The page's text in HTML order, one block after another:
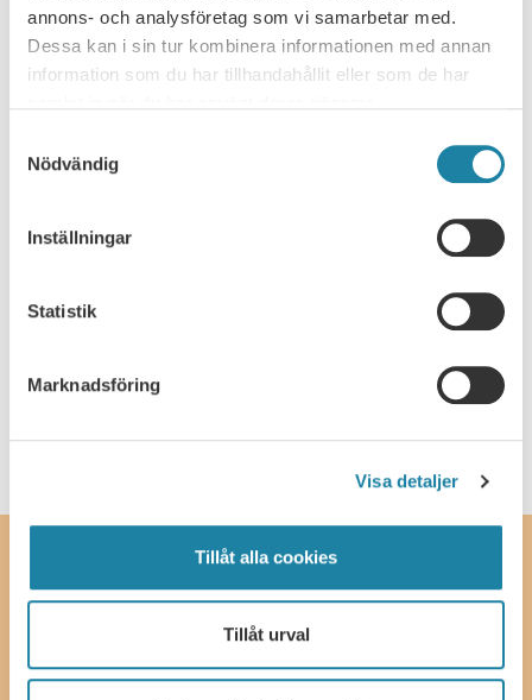
annons- och analysföretag som vi samarbetar med.
Dessa kan i sin tur kombinera informationen med annan
information som du har tillhandahållit eller som de har
Nödvändig
Inställningar
Statistik
Marknadsföring
Visa detaljer
Tillåt alla cookies
Tillåt urval
Nyhet
Rapport
Webbsändning
SULF, Sveriges universitetslärare och forskare
Ferkens gränd 4, 111 30 Stockholm
08-505 836 00 (växel),
Fler kontaktuppgifter